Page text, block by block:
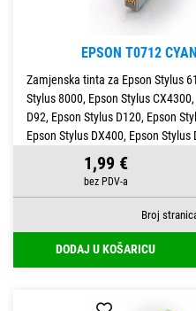
EPSON T0712
Zamjenska tinta za Epson Stylus
Stylus 8000, Epson Stylus
D92, Epson Stylus D120, Epson
Epson Stylus DX400, Epson
1,99 €
Broj
DODAJ U KOŠARICU